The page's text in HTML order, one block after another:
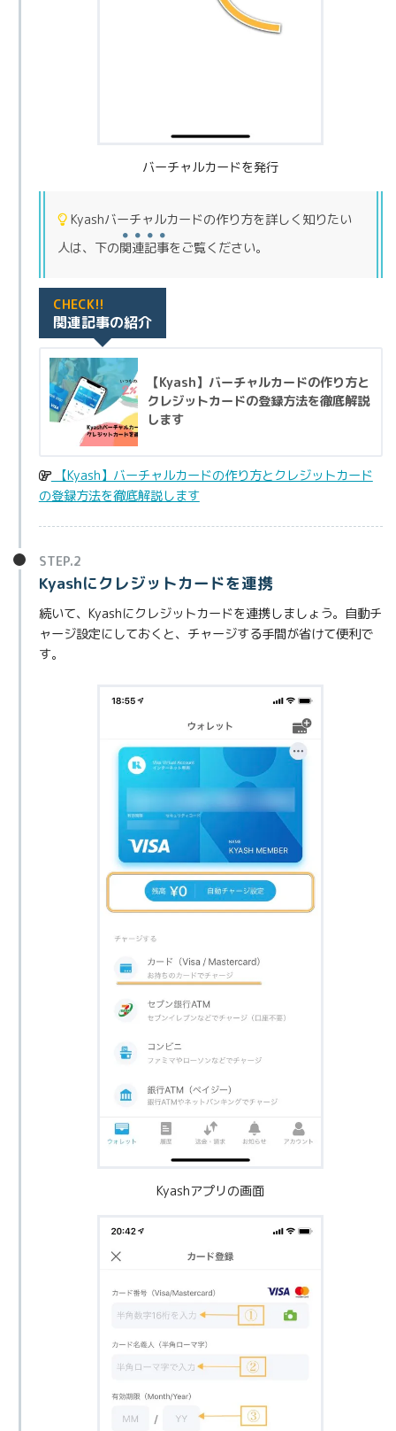
バーチャルカードを発行
Kyashバーチャルカードの作り方を詳しく知りたい
人は、下の関連記事をご覧ください。
CHECK!!
関連記事の紹介
【Kyash】バーチャルカードの作り方と
クレジットカードの登録方法を徹底解説
します
【Kyash】バーチャルカードの作り方とクレジットカード
の登録方法を徹底解説します
STEP.2
Kyashにクレジットカードを連携
続いて、Kyashにクレジットカードを連携しましょう。自動チ
ャージ設定にしておくと、チャージする手間が省けて便利で
す。
Kyashアプリの画面